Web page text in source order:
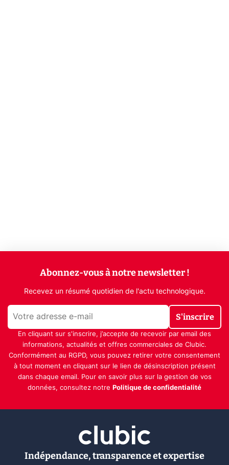
Abonnez-vous à notre newsletter !
Recevez un résumé quotidien de l'actu technologique.
S'inscrire
En cliquant sur s'inscrire, j’accepte de recevoir par email des
informations, actualités et offres commerciales de Clubic.
Conformément au RGPD, vous pouvez retirer votre consentement
à tout moment en cliquant sur le lien de désinscription présent
dans chaque email. Pour en savoir plus sur la gestion de vos
données, consultez notre Politique de confidentialité
Indépendance, transparence et expertise